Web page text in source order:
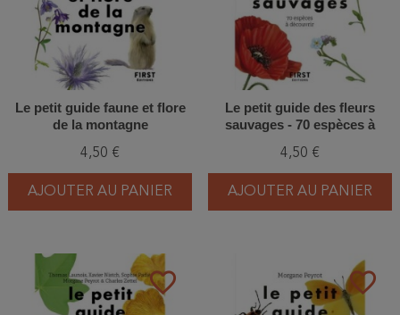
Le petit guide faune et flore
de la montagne
4,50 €
AJOUTER AU PANIER
Le petit guide des fleurs
sauvages - 70 espèces à
4,50 €
AJOUTER AU PANIER
favorite_border favorite_border